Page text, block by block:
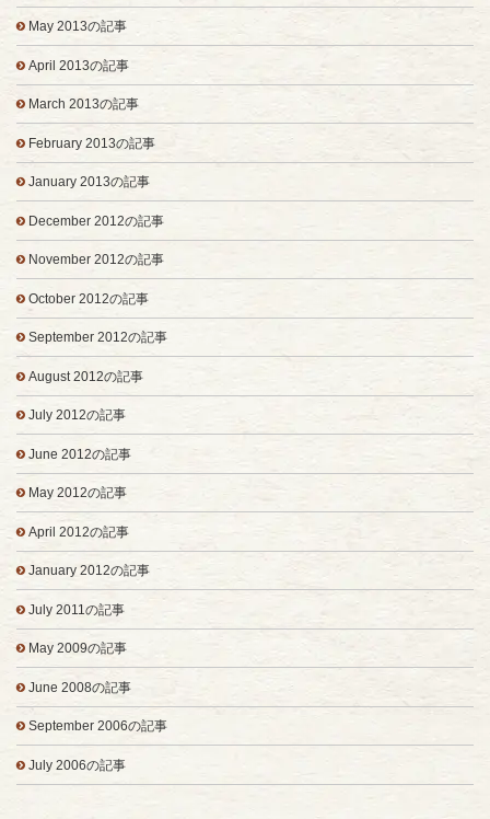
May 2013の記事
April 2013の記事
March 2013の記事
February 2013の記事
January 2013の記事
December 2012の記事
November 2012の記事
October 2012の記事
September 2012の記事
August 2012の記事
July 2012の記事
June 2012の記事
May 2012の記事
April 2012の記事
January 2012の記事
July 2011の記事
May 2009の記事
June 2008の記事
September 2006の記事
July 2006の記事